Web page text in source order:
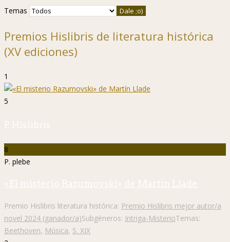
Temas
Premios Hislibris de literatura histórica
(XV ediciones)
1
5
P. Hislibris
8
P. plebe
«El misterio Razumovski» de Martín Llade
Premio Hislibris literatura histórica: Premio Hislibris mejor autor/a
novel 2024 (ganador/a)Subgéneros: Intriga-MisterioTemas:
Beethoven, Música, S. XIX